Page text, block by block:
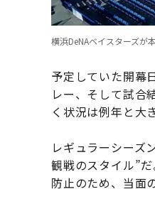
横浜DeNAベイスターズが
予定していた開幕
レー、そして試合
く状況は例年と大
レギュラーシーズ
観戦のスタイル”
防止のため、当面